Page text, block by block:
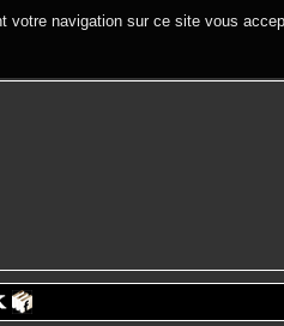
votre navigation sur ce site vous